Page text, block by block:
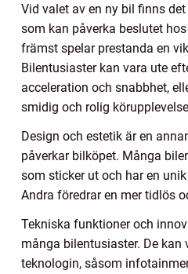
Vid valet av en ny bil finns
som kan påverka beslutet
främst spelar prestanda en
Bilentusiaster kan vara ute
acceleration och snabbhet,
smidig och rolig
Design och estetik är en
påverkar bilköpet. Många
som sticker ut och har en
Andra föredrar en mer tidlös
Tekniska funktioner och
många bilentusiaster. De kan
teknologin, såsom